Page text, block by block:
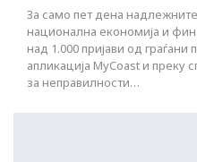
За само пет дена
национална економија и
над 1.000 пријави од
апликација MyCoast и преку
за неправилности…